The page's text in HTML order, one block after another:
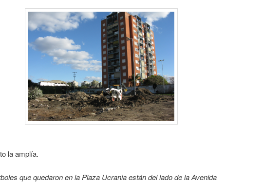
la amplía.
que quedaron en la Plaza Ucrania están del lado de la Avenida